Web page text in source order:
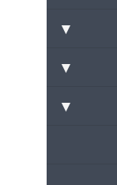
▾
▾
▾